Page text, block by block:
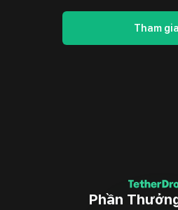
Tham gia
Phần